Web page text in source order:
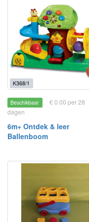
K368/1
Beschikbaar
€ 0.00 per 28
dagen
6m+ Ontdek & leer
Ballenboom